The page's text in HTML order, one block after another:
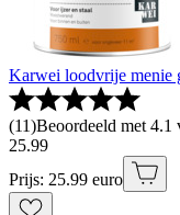
Karwei loodvrije menie
(11)Beoordeeld met 4.1
25.99
Prijs: 25.99 euro